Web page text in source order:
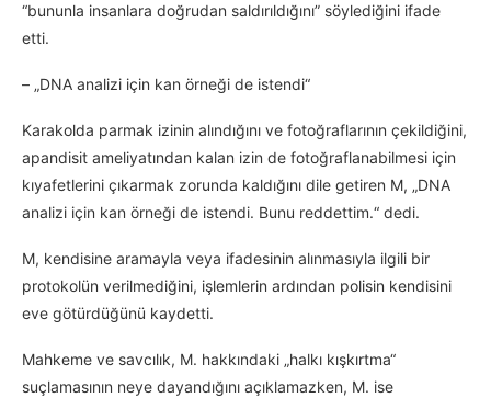
“bununla insanlara doğrudan saldırıldığını” söylediğini ifade
etti.
– „DNA analizi için kan örneği de istendi“
Karakolda parmak izinin alındığını ve fotoğraflarının çekildiğini,
apandisit ameliyatından kalan izin de fotoğraflanabilmesi için
kıyafetlerini çıkarmak zorunda kaldığını dile getiren M, „DNA
analizi için kan örneği de istendi. Bunu reddettim.“ dedi.
M, kendisine aramayla veya ifadesinin alınmasıyla ilgili bir
protokolün verilmediğini, işlemlerin ardından polisin kendisini
eve götürdüğünü kaydetti.
Mahkeme ve savcılık, M. hakkındaki „halkı kışkırtma“
suçlamasının neye dayandığını açıklamazken, M. ise